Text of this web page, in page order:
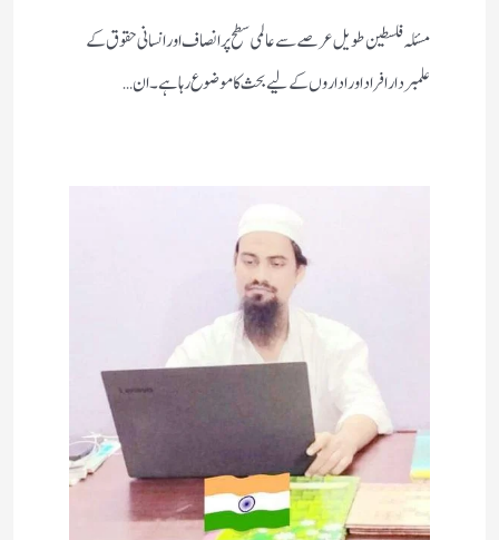
مسئلہ فلسطین طویل عرصے سے عالمی سطح پر انصاف اور انسانی حقوق کے
علمبردار افراد اور اداروں کے لیے بحث کا موضوع رہا ہے۔ ان…